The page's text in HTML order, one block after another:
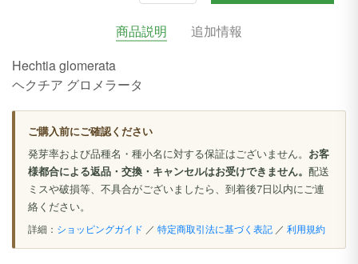
商品説明
追加情報
Hechtia glomerata
ヘクチア グロメラータ
ご購入前にご確認ください
発芽率および品種名・種小名に対する保証はございません。 お客
様都合による返品・交換・キャンセルはお受けできません。 配送
ミスや破損等、不具合がございましたら、到着後7日以内にご連
絡ください。
詳細： ショッピングガイド ／ 特定商取引法に基づく表記 ／ 利用規約